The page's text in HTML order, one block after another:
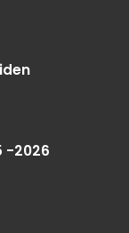
-2026